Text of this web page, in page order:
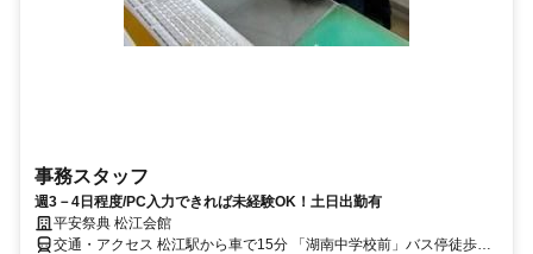
事務スタッフ
週3－4日程度/PC入力できれば未経験OK！土日出勤有
平安祭典 松江会館
交通・アクセス 松江駅から車で15分 「湖南中学校前」バス停徒歩10